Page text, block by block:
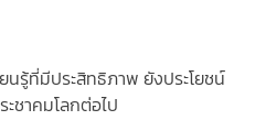
นรู้ที่มีประสิทธิภาพ ยังประโยชน์
ชาคมโลกต่อไป